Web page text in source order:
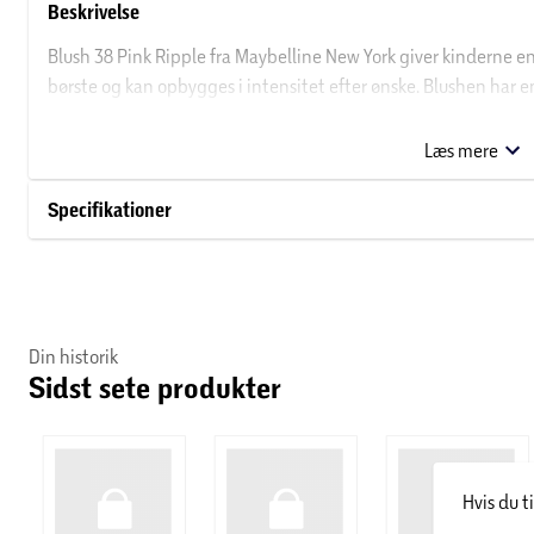
Beskrivelse
Blush 38 Pink Ripple fra Maybelline New York giver kinderne
børste og kan opbygges i intensitet efter ønske. Blushen har
Maybelline New York var det første brand til at introducere
et af de førende makeup-brands i over 120 lande i verden.
New York har fingeren på pulsen, og deres produkter skal
Læs mere
Specifikationer
Din historik
Sidst sete produkter
Hvis du